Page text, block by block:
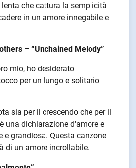
che cattura la semplicità
in un amore innegabile e
– “Unchained Melody”
mio, ho desiderato
per un lungo e solitario
sia per il crescendo che per il
una dichiarazione d'amore e
e grandiosa. Questa canzone
di un amore incrollabile.